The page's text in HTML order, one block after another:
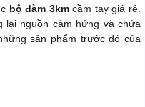
bộ đàm 3kmcầm tay giá rẻ.
lại nguồn cảm hứng và chứa
sản phẩm trước đó của